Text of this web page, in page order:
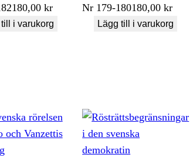
180,00 kr
till i varukorg
Nr 179-180180,00kr
Lägg till i varukorg